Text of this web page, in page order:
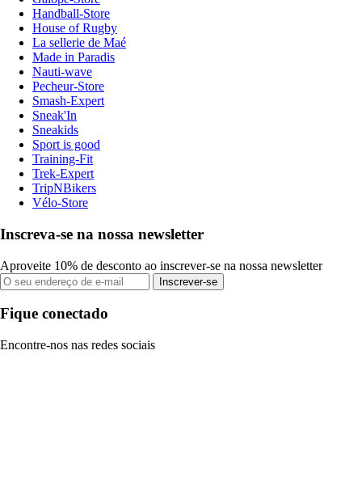
Handball-Store
House of Rugby
La sellerie de Maé
Made in Paradis
Nauti-wave
Pecheur-Store
Smash-Expert
Sneak'In
Sneakids
Sport is good
Training-Fit
Trek-Expert
TripNBikers
Vélo-Store
Inscreva-se na nossa newsletter
Aproveite 10% de desconto ao inscrever-se na nossa newsletter
Inscrever-se
Fique conectado
Encontre-nos nas redes sociais